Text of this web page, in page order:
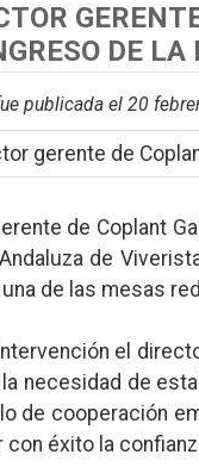
DE
publicada el 20
de Coplant
de
de las mesas
el
necesidad de
de cooperación
con éxito la